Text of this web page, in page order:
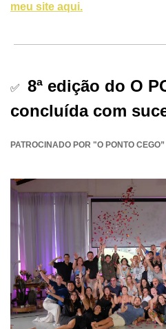
meu site aqui.
✅
8ª edição do O
concluída com
PATROCINADO POR "O PONTO CEGO”